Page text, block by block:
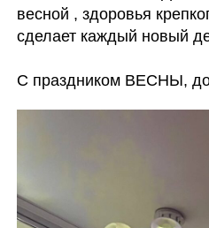
весной , здоровья
сделает каждый новый
С праздником ВЕСНЫ,